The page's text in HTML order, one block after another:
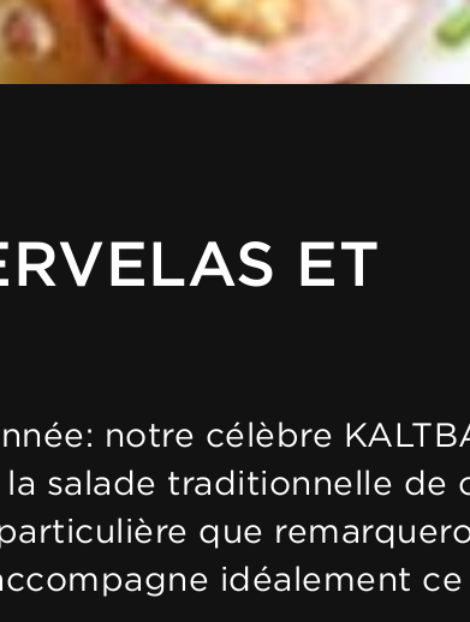
ET
notre célèbre
salade traditionnelle de
que
idéalement